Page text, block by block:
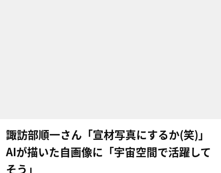
諏訪部順一さん「宣材写真にするか(笑)」
AIが描いた自画像に「宇宙空間で活躍して
そう」